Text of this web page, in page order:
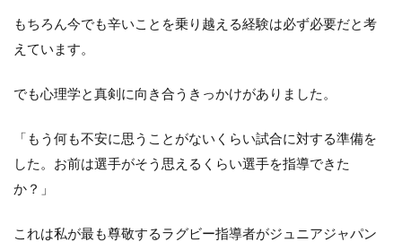
セ
ー
シ
ン
イ
キ
グ
ッ
もちろん今でも辛いことを乗り越える経験は必ず必要だと考
えています。
でも心理学と真剣に向き合うきっかけがありました。
「もう何も不安に思うことがないくらい試合に対する準備を
した。お前は選手がそう思えるくらい選手を指導できた
か？」
これは私が最も尊敬するラグビー指導者がジュニアジャパン